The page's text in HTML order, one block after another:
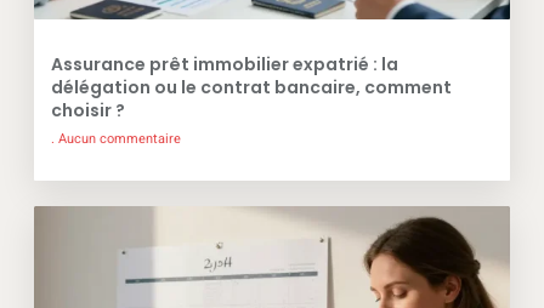
Assurance prêt immobilier expatrié : la
délégation ou le contrat bancaire, comment
choisir ?
Aucun commentaire